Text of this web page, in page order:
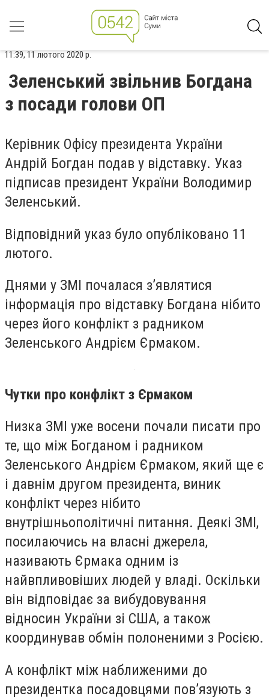
11:39, 11 лютого 2020 р.
Зеленський звільнив Богдана
з посади голови ОП
Керівник Офісу президента України
Андрій Богдан подав у відставку. Указ
підписав президент України Володимир
Зеленський.
Відповідний указ було опубліковано 11
лютого.
Днями у ЗМІ почалася з’являтися
інформація про відставку Богдана нібито
через його конфлікт з радником
Зеленського Андрієм Єрмаком.
Чутки про конфлікт з Єрмаком
Низка ЗМІ уже восени почали писати про
те, що між Богданом і радником
Зеленського Андрієм Єрмаком, який ще є
і давнім другом президента, виник
конфлікт через нібито
внутрішньополітичні питання. Деякі ЗМІ,
посилаючись на власні джерела,
називають Єрмака одним із
найвпливовіших людей у владі. Оскільки
він відповідає за вибудовування
відносин України зі США, а також
координував обмін полоненими з Росією.
А конфлікт між наближеними до
президентка посадовцями пов’язують з